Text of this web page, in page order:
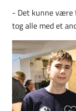
- Det kunne være
tog alle med et